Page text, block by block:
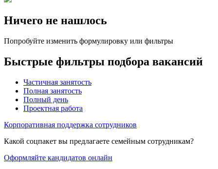
Ничего не нашлось
Попробуйте изменить формулировку или фильтры
Быстрые фильтры подбора вакансий
Частичная занятость
Полная занятость
Полный день
Проектная работа
Корпоративная поддержка сотрудников
Какой соцпакет вы предлагаете семейным сотрудникам?
Оформляйте кандидатов онлайн